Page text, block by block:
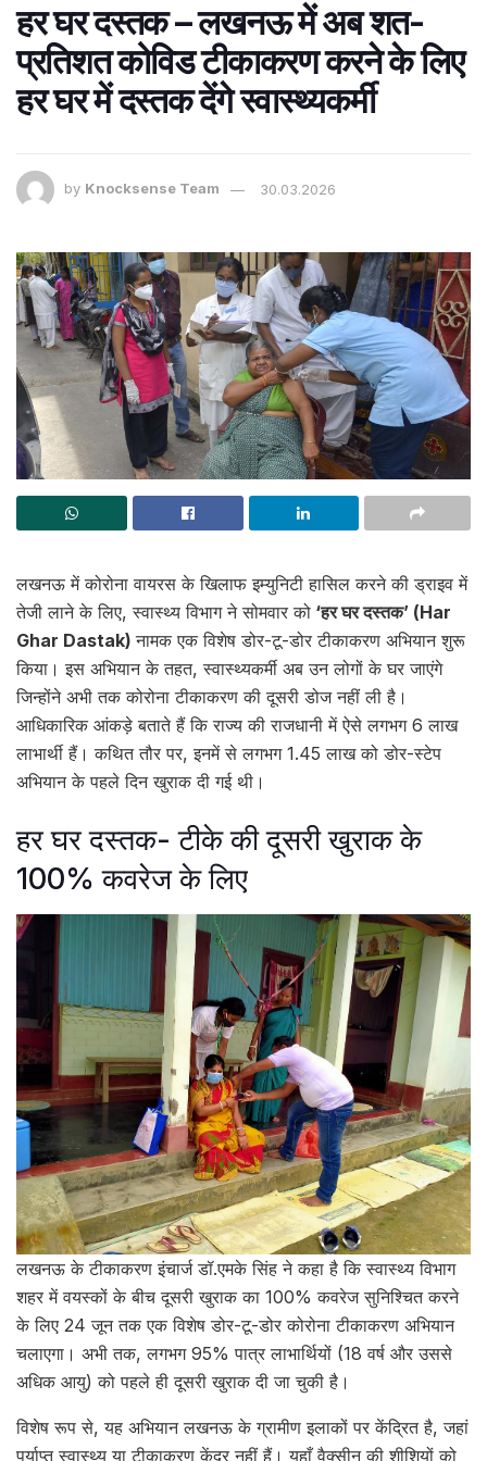
हर घर दस्तक – लखनऊ में अब शत-
प्रतिशत कोविड टीकाकरण करने के लिए
हर घर में दस्तक देंगे स्वास्थ्यकर्मी
by Knocksense Team 30.03.2026
लखनऊ में कोरोना वायरस के खिलाफ इम्युनिटी हासिल करने की ड्राइव में
तेजी लाने के लिए, स्वास्थ्य विभाग ने सोमवार को ‘हर घर दस्तक’ (Har
Ghar Dastak)नामक एक विशेष डोर-टू-डोर टीकाकरण अभियान शुरू
किया। इस अभियान के तहत, स्वास्थ्यकर्मी अब उन लोगों के घर जाएंगे
जिन्होंने अभी तक कोरोना टीकाकरण की दूसरी डोज नहीं ली है।
आधिकारिक आंकड़े बताते हैं कि राज्य की राजधानी में ऐसे लगभग 6 लाख
लाभार्थी हैं। कथित तौर पर, इनमें से लगभग 1.45 लाख को डोर-स्टेप
अभियान के पहले दिन खुराक दी गई थी।
हर घर दस्तक- टीके की दूसरी खुराक के
100% कवरेज के लिए
लखनऊ के टीकाकरण इंचार्ज डॉ.एमके सिंह ने कहा है कि स्वास्थ्य विभाग
शहर में वयस्कों के बीच दूसरी खुराक का 100% कवरेज सुनिश्चित करने
के लिए 24 जून तक एक विशेष डोर-टू-डोर कोरोना टीकाकरण अभियान
चलाएगा। अभी तक, लगभग 95% पात्र लाभार्थियों (18 वर्ष और उससे
अधिक आयु) को पहले ही दूसरी खुराक दी जा चुकी है।
विशेष रूप से, यह अभियान लखनऊ के ग्रामीण इलाकों पर केंद्रित है, जहां
पर्याप्त स्वास्थ्य या टीकाकरण केंद्र नहीं हैं। यहाँ वैक्सीन की शीशियों को